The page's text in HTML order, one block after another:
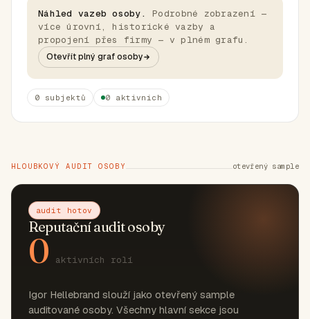
Náhled vazeb osoby.
Podrobné zobrazení —
více úrovní, historické vazby a
propojení přes firmy — v plném grafu.
Otevřít plný graf osoby
0 subjektů 0 aktivních
HLOUBKOVÝ AUDIT OSOBY otevřený sample
audit hotov
Reputační audit osoby
0 aktivních rolí
Igor Hellebrand slouží jako otevřený sample
auditované osoby. Všechny hlavní sekce jsou